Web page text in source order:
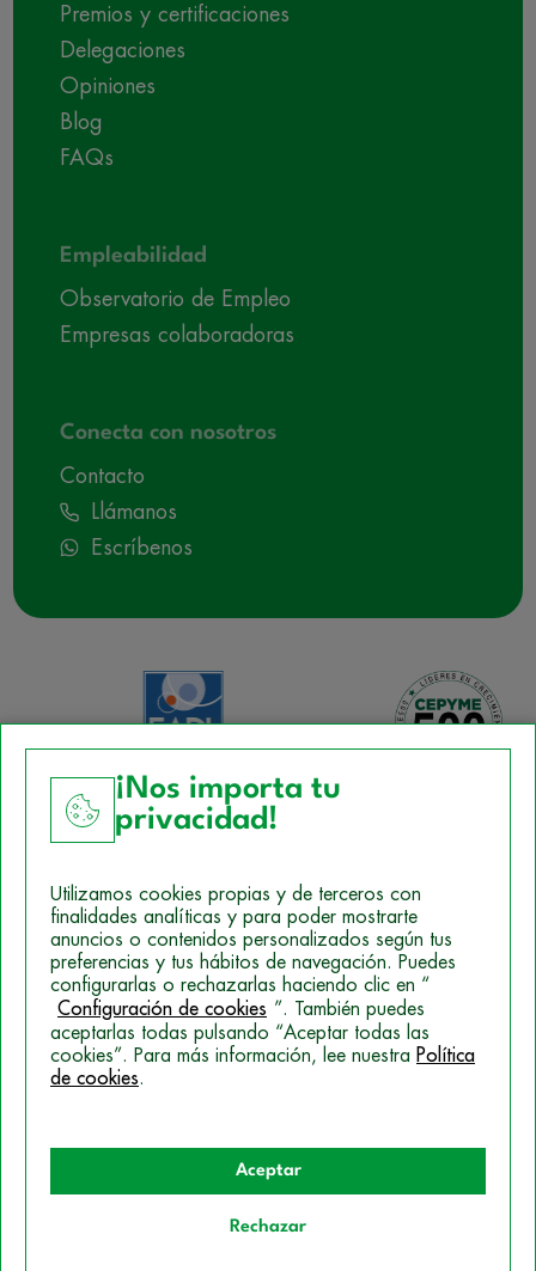
Premios y certificaciones
Delegaciones
Opiniones
Blog
FAQs
Empleabilidad
Observatorio de Empleo
Empresas colaboradoras
Conecta con nosotros
Contacto
Llámanos
Escríbenos
Política de Cookies
Mapa del sitio
Politica de Privacidad
© 2026 Campus Training
¡Nos importa tu
privacidad!
Utilizamos cookies propias y de terceros con
finalidades analíticas y para poder mostrarte
anuncios o contenidos personalizados según tus
preferencias y tus hábitos de navegación. Puedes
configurarlas o rechazarlas haciendo clic en “
Configuración de cookies ”. También puedes
aceptarlas todas pulsando “Aceptar todas las
cookies”. Para más información, lee nuestra Política
de cookies.
Aceptar
Rechazar